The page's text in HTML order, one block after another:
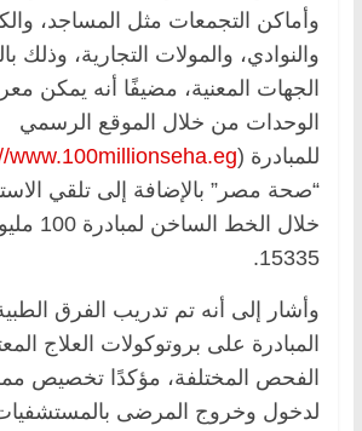
وأماكن التجمعات مثل المساجد،
والنوادي، والمولات التجارية، وذلك
الجهات المعنية، مضيفًا أنه يمكن
الوحدات من خلال الموقع الرسمي
للمبادرة (www.100millionseha.eg
“صحة مصر” بالإضافة إلى تلقي
خلال الخط
15335.
وأشار إلى أنه تم تدريب الفرق
المبادرة على بروتوكولات العلاج
الفحص المختلفة، مؤكدًا تخصيص
لدخول وخروج المرضى